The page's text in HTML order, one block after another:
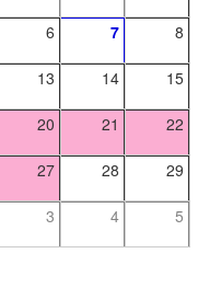
6 7 8
13 14 15
20 21 22
27 28 29
3 4 5